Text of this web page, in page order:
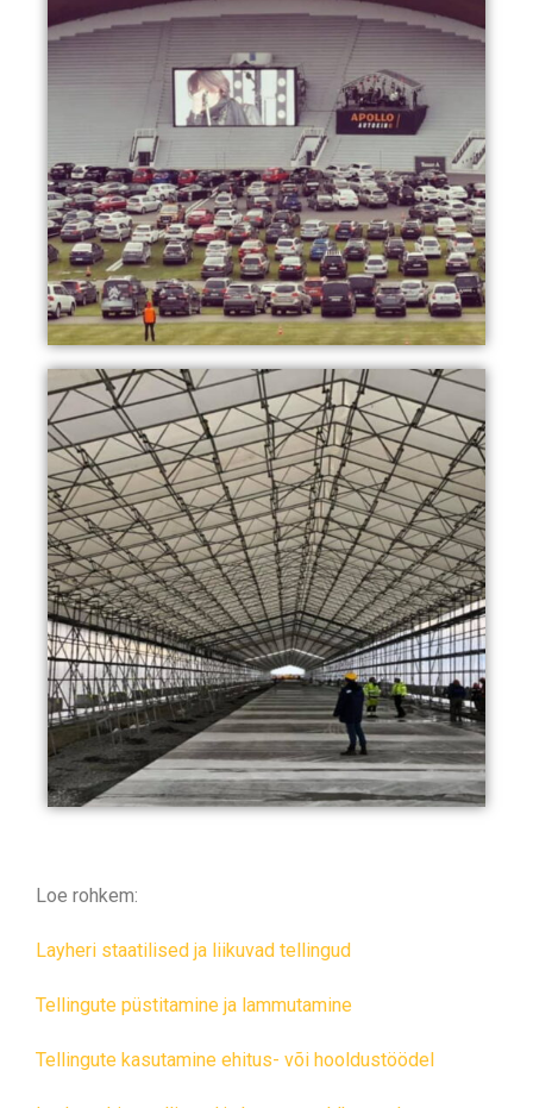
Loe rohkem:
Layheri staatilised ja liikuvad tellingud
Tellingute püstitamine ja lammutamine
Tellingute kasutamine ehitus- või hooldustöödel